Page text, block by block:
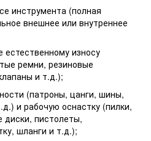
инструмента (полная
внешнее или внутреннее
износу
ремни, резиновые
и т.д.);
(патроны, цанги, шины,
и рабочую оснастку (пилки,
пистолеты,
шланги и т.д.);